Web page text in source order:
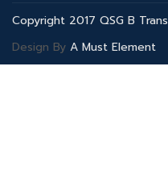
Copyright 2017 QSG B
Design By A Must Element